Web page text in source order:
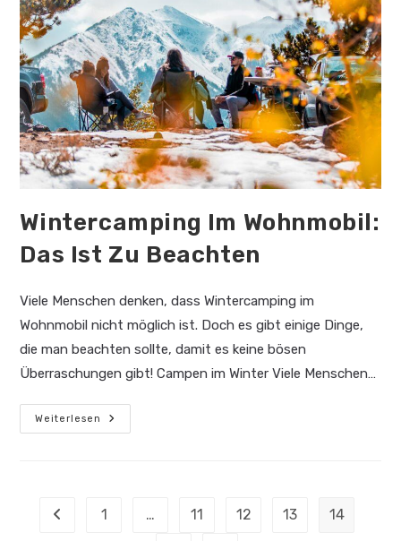
Wintercamping Im Wohnmobil:
Das Ist Zu Beachten
Viele Menschen denken, dass Wintercamping im
Wohnmobil nicht möglich ist. Doch es gibt einige Dinge,
die man beachten sollte, damit es keine bösen
Überraschungen gibt! Campen im Winter Viele Menschen…
Weiterlesen
Wintercamping
Im
Zur vorherigen Seite
1 … 11 12 13 14